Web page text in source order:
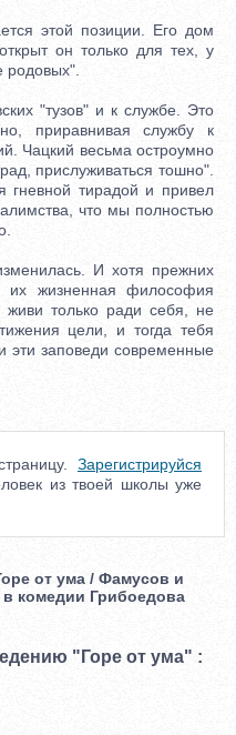
этой позиции. Его дом
он только для тех, у
родовых".
"тузов" и к службе. Это
приравнивая службу к
Чацкий весьма остроумно
прислуживаться тошно".
гневной тирадой и привел
что мы полностью
И хотя прежних
их жизненная философия
только ради себя, не
цели, и тогда тебя
заповеди современные
Зарегистрируйся
из твоей школы уже
от ума / Фамусов и
комедии Грибоедова
"Горе от ума" :